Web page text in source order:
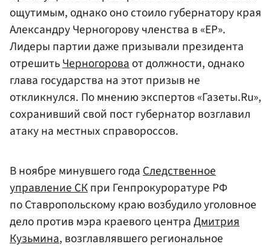
ощутимым, однако оно стоило губернатору края
Александру Черногорову членства в «ЕР».
Лидеры партии даже призывали президента
отрешитьЧерногороваот должности, однако
глава государства на этот призыв не
откликнулся. По мнению экспертов «Газеты.Ru»,
сохранивший свой пост губернатор возглавил
атаку на местных справороссов.
В ноябре минувшего годаСледственное
управление СКпри Генпрокуроратуре РФ
по Ставропольскому краю возбудило уголовное
дело против мэра краевого центраДмитрия
Кузьмина, возглавлявшего региональное